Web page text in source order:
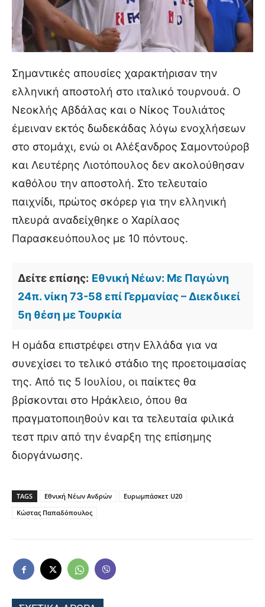
Σημαντικές απουσίες χαρακτήρισαν την
ελληνική αποστολή στο ιταλικό τουρνουά. Ο
Νεοκλής Αβδάλας και ο Νίκος Τουλιάτος
έμειναν εκτός δωδεκάδας λόγω ενοχλήσεων
στο στομάχι, ενώ οι Αλέξανδρος Σαμοντούροβ
και Λευτέρης Λιοτόπουλος δεν ακολούθησαν
καθόλου την αποστολή. Στο τελευταίο
παιχνίδι, πρώτος σκόρερ για την ελληνική
πλευρά αναδείχθηκε ο Χαρίλαος
Παρασκευόπουλος με 10 πόντους.
Δείτε επίσης: Εθνική Νέων: Με Παγώνη
24π. νίκη 73-58 επί Γερμανίας – Διεκδικεί
5η θέση με Τουρκία
Η ομάδα επιστρέφει στην Ελλάδα για να
συνεχίσει το τελικό στάδιο της προετοιμασίας
της. Από τις 5 Ιουλίου, οι παίκτες θα
βρίσκονται στο Ηράκλειο, όπου θα
πραγματοποιηθούν και τα τελευταία φιλικά
τεστ πριν από την έναρξη της επίσημης
διοργάνωσης.
TAGS Εθνική Νέων Ανδρών
Ευρωμπάσκετ U20
Κώστας Παπαδόπουλος